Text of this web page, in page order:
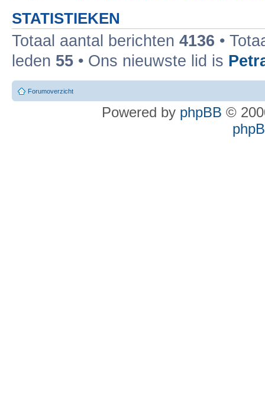
STATISTIEKEN
Totaal aantal berichten 4136 •
leden 55 • Ons nieuwste lid is
Forumoverzicht
Powered by phpBB ©